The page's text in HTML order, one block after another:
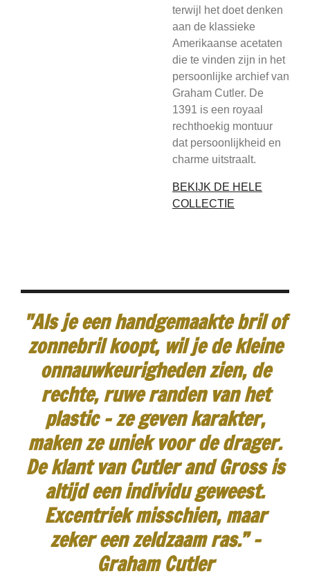
terwijl het doet denken
aan de klassieke
Amerikaanse acetaten
die te vinden zijn in het
persoonlijke archief van
Graham Cutler. De
1391 is een royaal
rechthoekig montuur
dat persoonlijkheid en
charme uitstraalt.
BEKIJK DE HELE
COLLECTIE
"Als je een handgemaakte bril of
zonnebril koopt, wil je de kleine
onnauwkeurigheden zien, de
rechte, ruwe randen van het
plastic - ze geven karakter,
maken ze uniek voor de drager.
De klant van Cutler and Gross is
altijd een individu geweest.
Excentriek misschien, maar
zeker een zeldzaam ras.” -
Graham Cutler